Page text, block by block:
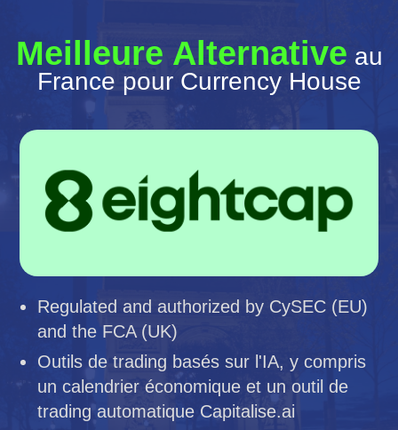
Meilleure Alternative au
France pour Currency House
Regulated and authorized by CySEC (EU)
and the FCA (UK)
Outils de trading basés sur l'IA, y compris
un calendrier économique et un outil de
trading automatique Capitalise.ai